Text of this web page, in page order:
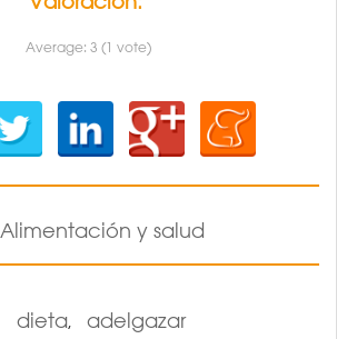
Average: 3 (1 vote)
Alimentación y salud
dieta, adelgazar